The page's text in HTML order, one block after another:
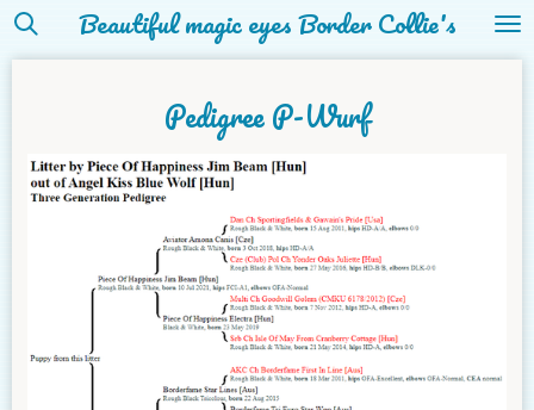
Zum
Hauptinhalt
Beautiful magic eyes Border Collie's
Pedigree P-Wurf